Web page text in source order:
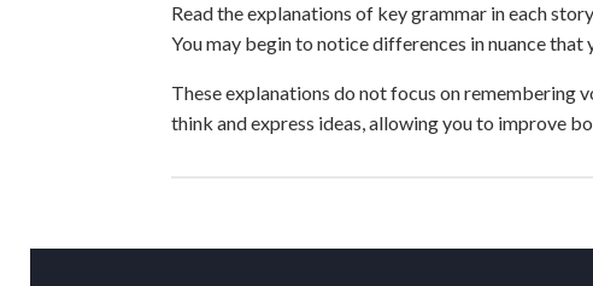
Read the explanations of key grammar in each
You may begin to notice differences in nuance that
These explanations do not focus on remembering
think and express ideas, allowing you to improve